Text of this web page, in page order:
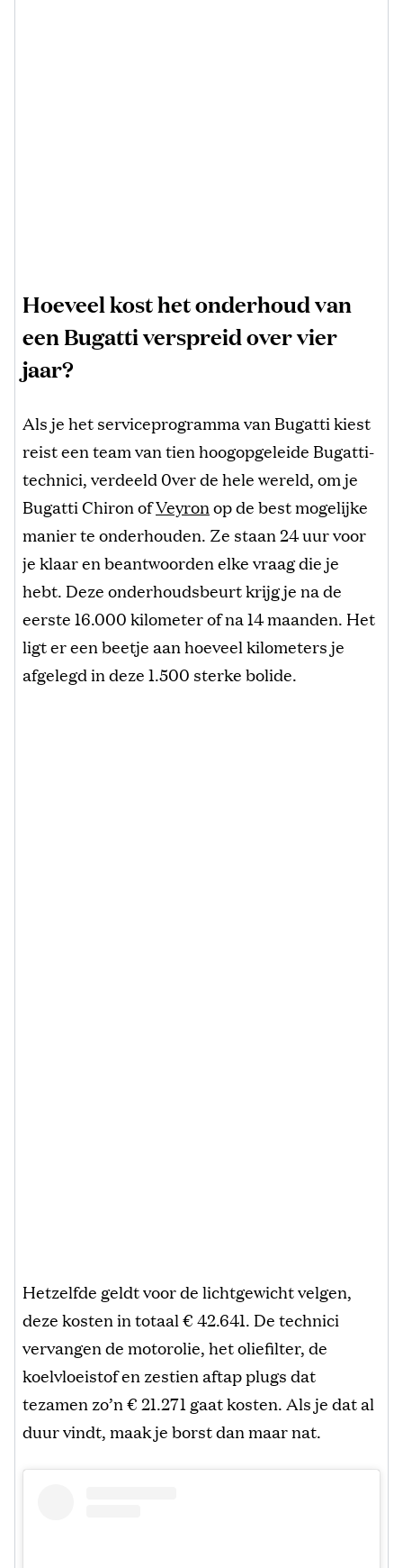
Hoeveel kost het onderhoud van
een Bugatti verspreid over vier
jaar?
Als je het serviceprogramma van Bugatti kiest
reist een team van tien hoogopgeleide Bugatti-
technici, verdeeld 0ver de hele wereld, om je
Bugatti Chiron ofVeyronop de best mogelijke
manier te onderhouden. Ze staan 24 uur voor
je klaar en beantwoorden elke vraag die je
hebt. Deze onderhoudsbeurt krijg je na de
eerste 16.000 kilometer of na 14 maanden. Het
ligt er een beetje aan hoeveel kilometers je
afgelegd in deze 1.500 sterke bolide.
Hetzelfde geldt voor de lichtgewicht velgen,
deze kosten in totaal € 42.641. De technici
vervangen de motorolie, het oliefilter, de
koelvloeistof en zestien aftap plugs dat
tezamen zo’n € 21.271 gaat kosten. Als je dat al
duur vindt, maak je borst dan maar nat.